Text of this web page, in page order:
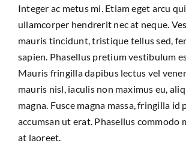
Integer ac metus mi. Etiam eget arcu
ullamcorper hendrerit nec at neque.
mauris tincidunt, tristique tellus sed,
sapien. Phasellus pretium vestibulum
Mauris fringilla dapibus lectus vel
mauris nisl, iaculis non maximus eu,
magna. Fusce magna massa, fringilla id
accumsan ut erat. Phasellus commodo
at laoreet.